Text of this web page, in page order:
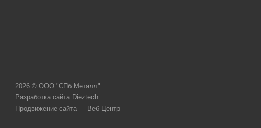
2026 © ООО "СПб Металл"
Разработка сайта Dieztech
Продвижение сайта — Веб-Центр